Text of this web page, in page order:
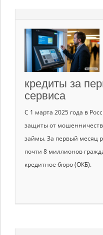
кредиты за
сервиса
С 1 марта 2025 года в
защиты от
займы. За первый месяц
почти 8 миллионов
кредитное бюро (ОКБ).